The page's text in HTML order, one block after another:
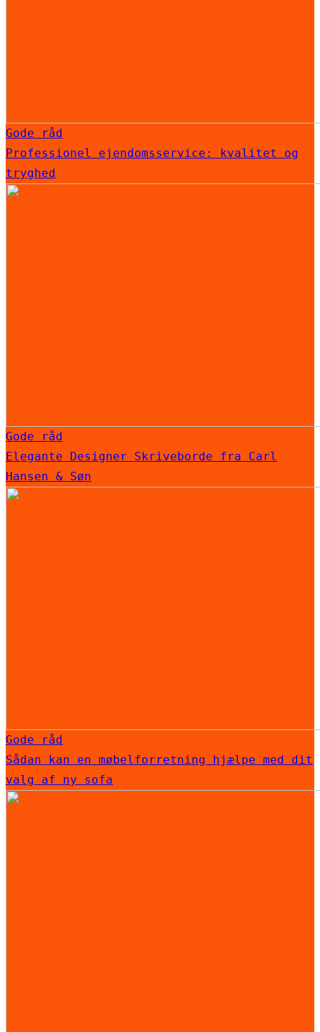
Gode råd
Professionel ejendomsservice: kvalitet og
tryghed
Gode råd
Elegante Designer Skriveborde fra Carl
Hansen & Søn
Gode råd
Sådan kan en møbelforretning hjælpe med dit
valg af ny sofa